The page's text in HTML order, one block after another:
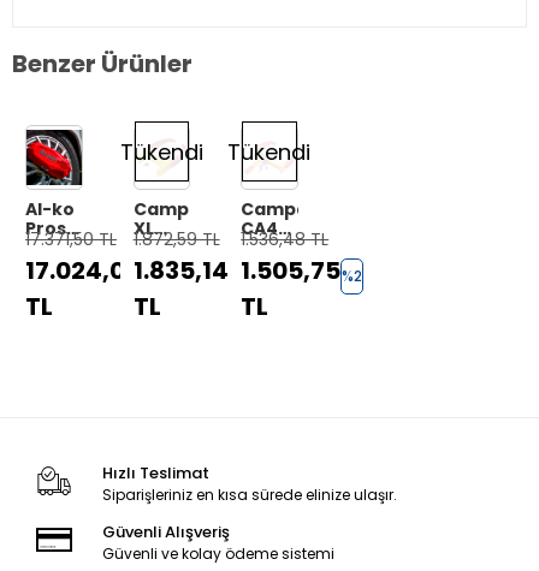
Benzer Ürünler
Al-ko
Prosafe
13-
17inç
Karavan
Teker
17.371,50 TL
17.024,07
TL
%2
Tükendi
Campasist
XL
32.5cm
Karavan
Teker
Kilidi
1.872,59 TL
1.835,14
TL
%2
Tükendi
Campasist
CA43500
13
Karavan
Teker
Kilidi
1.536,48 TL
1.505,75
TL
%2
Hızlı Teslimat
Siparişleriniz en kısa sürede elinize ulaşır.
Güvenli Alışveriş
Güvenli ve kolay ödeme sistemi